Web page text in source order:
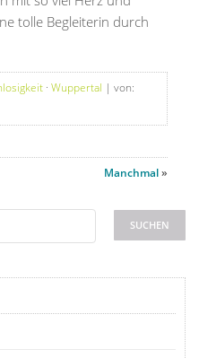
tolle Begleiterin durch
· Wuppertal | von:
Manchmal»